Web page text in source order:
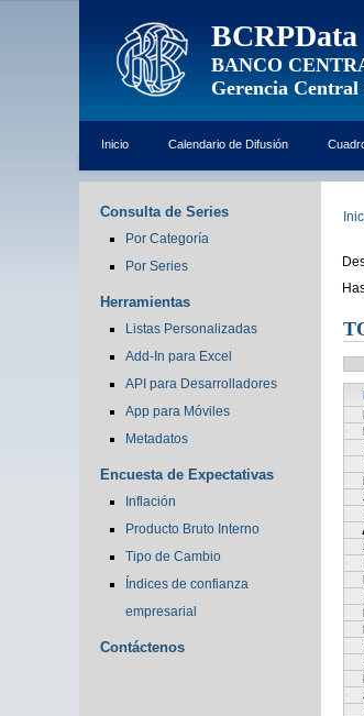
BCRPData
BANCO
Gerencia Central
Inicio Calendario de Difusión
Consulta de Series
Por Categoría
Por Series
Herramientas
Listas Personalizadas
Add-In para Excel
API para Desarrolladores
App para Móviles
Metadatos
Encuesta de Expectativas
Inflación
Producto Bruto Interno
Tipo de Cambio
Índices de confianza
empresarial
Contáctenos